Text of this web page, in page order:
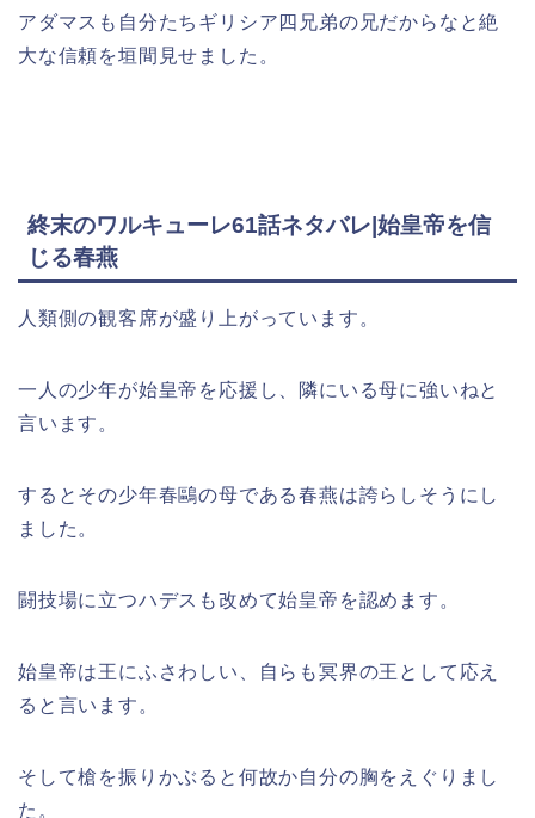
アダマスも自分たちギリシア四兄弟の兄だからなと絶
大な信頼を垣間見せました。
終末のワルキューレ61話ネタバレ|始皇帝を信
じる春燕
人類側の観客席が盛り上がっています。
一人の少年が始皇帝を応援し、隣にいる母に強いねと
言います。
するとその少年春鷗の母である春燕は誇らしそうにし
ました。
闘技場に立つハデスも改めて始皇帝を認めます。
始皇帝は王にふさわしい、自らも冥界の王として応え
ると言います。
そして槍を振りかぶると何故か自分の胸をえぐりまし
た。